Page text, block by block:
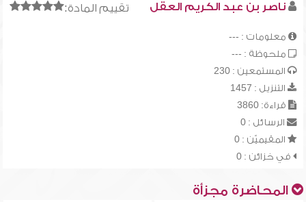
تقييم المادة: ناصر بن عبد الكريم العقل
معلومات : ---
ملحوظة : ---
المستمعين : 230
التنزيل : 1457
قراءة: 3860
الرسائل : 0
المقيميّن : 0
في خزائن : 0
المحاضرة مجزأة